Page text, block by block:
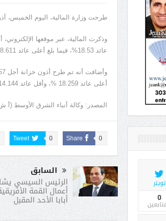
طرحت وزارة المالية، اليوم الخميس، أذون
عائد 18.53%، فيما بلغ أعلى عائد 18.611 %، وسجل أقل عائد 18.1 %.
أعلى عائد 18.259 %، وأقل عائد 14.144 %.
المصدر: وكالة أنباء الشرق الأوسط (أ
Share 0
Tweet 0
السابق
الرئيس السيسي
أعمال القمة
أبابا الأحد المقبل
تويتر
0